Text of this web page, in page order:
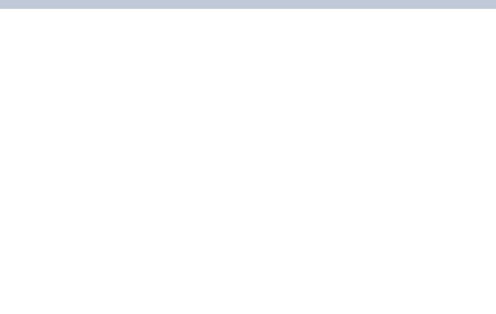
Suscríbete a nuestro newsletter y obtén un 10% de